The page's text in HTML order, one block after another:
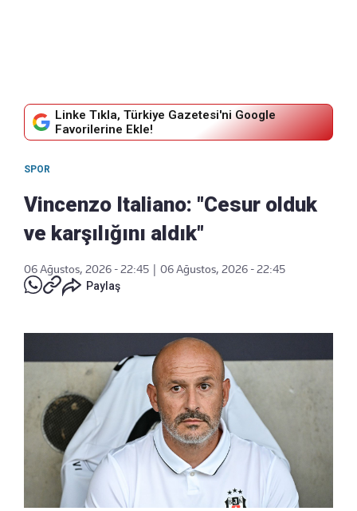
Linke Tıkla, Türkiye Gazetesi'ni Google
Favorilerine Ekle!
SPOR
Vincenzo Italiano: "Cesur olduk
ve karşılığını aldık"
06 Ağustos, 2026 - 22:45
06 Ağustos, 2026 - 22:45
Paylaş